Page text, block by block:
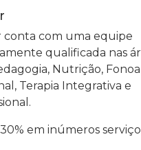
conta com uma equipe
qualificada nas
Nutrição,
Terapia Integrativa e
em inúmeros